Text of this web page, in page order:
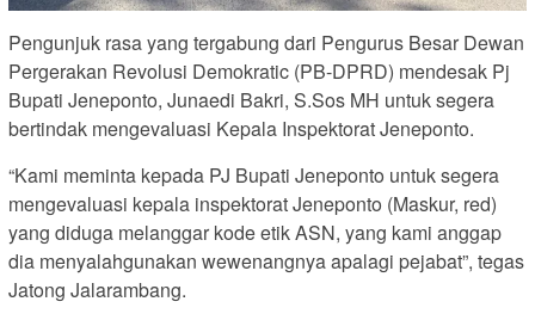
Pengunjuk rasa yang tergabung dari Pengurus Besar Dewan
Pergerakan Revolusi Demokratic (PB-DPRD) mendesak Pj
Bupati Jeneponto, Junaedi Bakri, S.Sos MH untuk segera
bertindak mengevaluasi Kepala Inspektorat Jeneponto.
“Kami meminta kepada PJ Bupati Jeneponto untuk segera
mengevaluasi kepala inspektorat Jeneponto (Maskur, red)
yang diduga melanggar kode etik ASN, yang kami anggap
dia menyalahgunakan wewenangnya apalagi pejabat”, tegas
Jatong Jalarambang.